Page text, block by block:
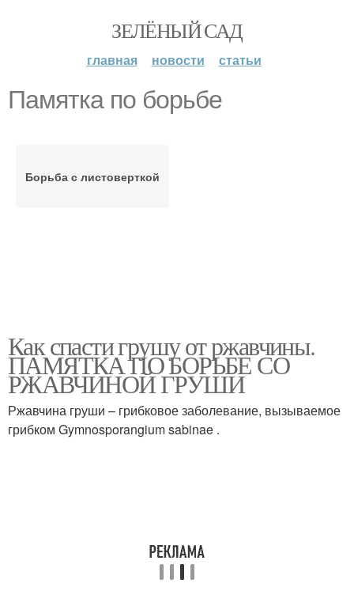
ЗЕЛЁНЫЙ САД
главная новости статьи
Памятка по борьбе
Борьба с листоверткой
Как спасти грушу от ржавчины.
ПАМЯТКА ПО БОРЬБЕ СО
РЖАВЧИНОЙ ГРУШИ
Ржавчина груши – грибковое заболевание, вызываемое
грибком Gymnosporangium sabinae .